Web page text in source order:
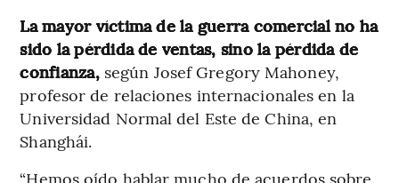
La mayor víctima de la guerra comercial no ha
sido la pérdida de ventas, sino la pérdida de
confianza, según Josef Gregory Mahoney,
profesor de relaciones internacionales en la
Universidad Normal del Este de China, en
Shanghái.
“Hemos oído hablar mucho de acuerdos sobre